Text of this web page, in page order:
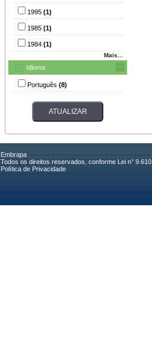
1995 (1)
1985 (1)
1984 (1)
Mais...
Idioma
Português (8)
Embrapa
Todos os direitos reservados, conforme Lei n° 9.610
Política de Privacidade